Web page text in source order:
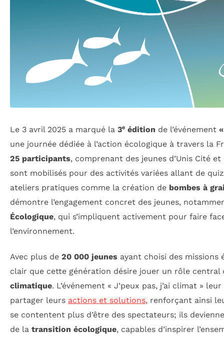
Le 3 avril 2025 a marqué la 3ᵉ édition de l’événement
une journée dédiée à l’action écologique à travers la
25 participants, comprenant des jeunes d’Unis Cité et
sont mobilisés pour des activités variées allant de
ateliers pratiques comme la création de bombes à
démontre l’engagement concret des jeunes,
Écologique, qui s’impliquent activement pour faire
l’environnement.
Avec plus de 20 000 jeunes ayant choisi des missions
clair que cette génération désire jouer un rôle central
climatique. L’événement « J’peux pas, j’ai climat »
partager leurs actions et solutions, renforçant ainsi
se contentent plus d’être des spectateurs; ils
de la transition écologique, capables d’inspirer